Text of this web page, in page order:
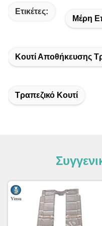
Ετικέτες:
Μέρη
Κουτί Αποθήκευσης
Τραπεζικό Κουτί